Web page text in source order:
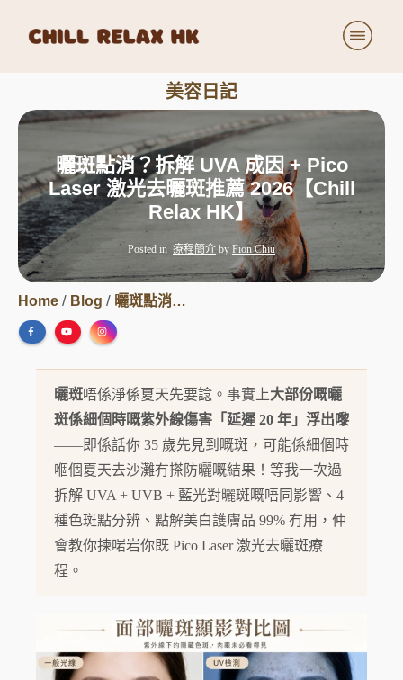
價目表
關於我們
小小商店
加入我們
美容日記
曬斑點消？拆解 UVA 成因 + Pico
Laser 激光去曬斑推薦 2026【Chill
Relax HK】
Posted in 療程簡介 by Fion Chiu
Home / Blog / 曬斑點消？拆解 UVA 成因 + Pico Laser 激光去曬斑推薦 2026【Chill Relax HK】
曬斑唔係淨係夏天先要諗。事實上大部份嘅曬
斑係細個時嘅紫外線傷害「延遲 20 年」浮出嚟
——即係話你 35 歲先見到嘅斑，可能係細個時
嗰個夏天去沙灘冇搽防曬嘅結果！等我一次過
拆解 UVA + UVB + 藍光對曬斑嘅唔同影響、4
種色斑點分辨、點解美白護膚品 99% 冇用，仲
會教你揀啱岩你既 Pico Laser 激光去曬斑療
程。